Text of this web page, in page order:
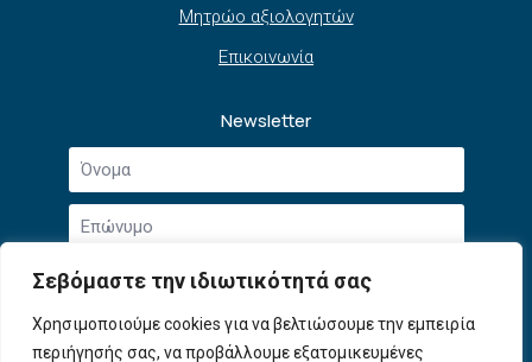
Σεβόμαστε την ιδιωτικότητά σας
Χρησιμοποιούμε cookies για να βελτιώσουμε την εμπειρία
περιήγησής σας, να προβάλλουμε εξατομικευμένες
Μητρώο αξιολογητών
Επικοινωνία
Newsletter
Όνομα
Επώνυμο
Email
*
Αποδοχή
όρων
Συμφωνώ με την Πολιτική Απορρήτουκαι τους
Όρους Χρήσης.